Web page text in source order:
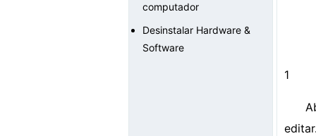
computador
Desinstalar Hardware &
Software
1